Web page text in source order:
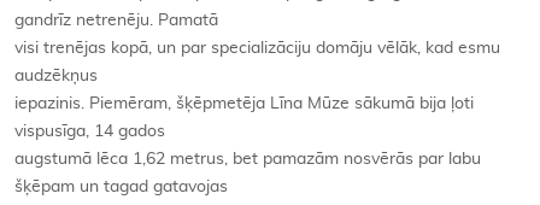
gandrīz netrenēju. Pamatā
visi trenējas kopā, un par specializāciju domāju vēlāk, kad esmu
audzēkņus
iepazinis. Piemēram, šķēpmetēja Līna Mūze sākumā bija ļoti
vispusīga, 14 gados
augstumā lēca 1,62 metrus, bet pamazām nosvērās par labu
šķēpam un tagad gatavojas